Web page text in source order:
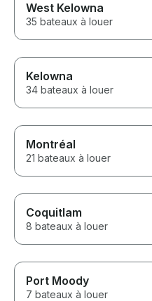
West Kelowna
35 bateaux à louer
Kelowna
34 bateaux à louer
Montréal
21 bateaux à louer
Coquitlam
8 bateaux à louer
Port Moody
7 bateaux à louer